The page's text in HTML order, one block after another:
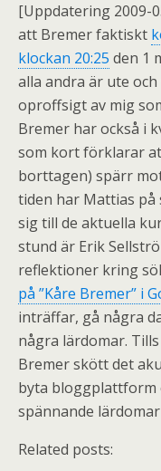
[Uppdatering 2009-
att Bremer faktiskt
klockan 20:25 den 1
alla andra är ute
oproffsigt av mig
Bremer har också i
som kort förklarar
borttagen) spärr
tiden har Mattias
sig till de aktuella
stund är Erik
reflektioner kring
på ”Kåre Bremer” i
inträffar, gå några
några lärdomar.
Bremer skött det
byta bloggplattform
spännande
Related posts: